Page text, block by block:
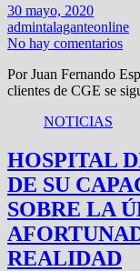
30 mayo, 2020
admintalaganteonline
No hay comentarios
Por Juan Fernando
clientes de CGE se
NOTICIAS
HOSPITAL
DE SU
SOBRE LA
REALIDAD